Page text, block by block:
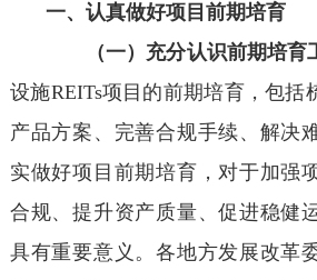
一、认真做好项目前期培育
（一）充分认识前期培育
设施REITs项目的前期培育，包括
产品方案、完善合规手续、解决
实做好项目前期培育，对于加强
合规、提升资产质量、促进稳健
具有重要意义。各地方发展改革